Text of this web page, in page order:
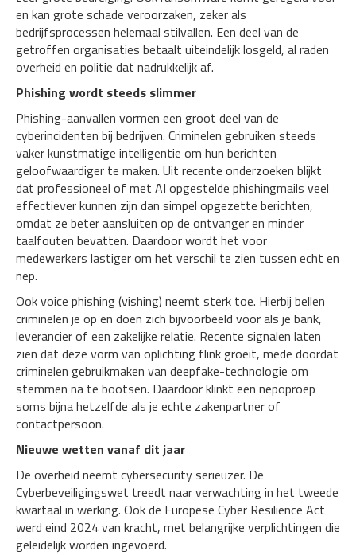
en kan grote schade veroorzaken, zeker als
bedrijfsprocessen helemaal stilvallen. Een deel van de
getroffen organisaties betaalt uiteindelijk losgeld, al raden
overheid en politie dat nadrukkelijk af.
Phishing wordt steeds slimmer
Phishing-aanvallen vormen een groot deel van de
cyberincidenten bij bedrijven. Criminelen gebruiken steeds
vaker kunstmatige intelligentie om hun berichten
geloofwaardiger te maken. Uit recente onderzoeken blijkt
dat professioneel of met AI opgestelde phishingmails veel
effectiever kunnen zijn dan simpel opgezette berichten,
omdat ze beter aansluiten op de ontvanger en minder
taalfouten bevatten. Daardoor wordt het voor
medewerkers lastiger om het verschil te zien tussen echt en
nep.
Ook voice phishing (vishing) neemt sterk toe. Hierbij bellen
criminelen je op en doen zich bijvoorbeeld voor als je bank,
leverancier of een zakelijke relatie. Recente signalen laten
zien dat deze vorm van oplichting flink groeit, mede doordat
criminelen gebruikmaken van deepfake-technologie om
stemmen na te bootsen. Daardoor klinkt een nepoproep
soms bijna hetzelfde als je echte zakenpartner of
contactpersoon.
Nieuwe wetten vanaf dit jaar
De overheid neemt cybersecurity serieuzer. De
Cyberbeveiligingswet treedt naar verwachting in het tweede
kwartaal in werking. Ook de Europese Cyber Resilience Act
werd eind 2024 van kracht, met belangrijke verplichtingen die
geleidelijk worden ingevoerd.